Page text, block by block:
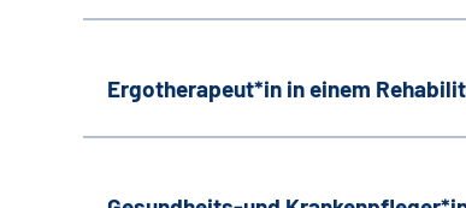
Ergotherapeut*in in einem